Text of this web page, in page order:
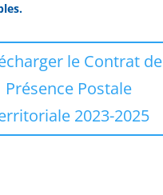
le Contrat de
Présence Postale
2023-2025